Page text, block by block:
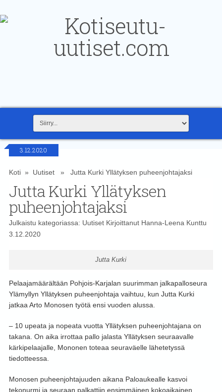
3.12.2020
Koti» Uutiset» Jutta Kurki Yllätyksen puheenjohtajaksi
Jutta Kurki Yllätyksen
puheenjohtajaksi
Julkaistu kategoriassa: UutisetKirjoittanut Hanna-Leena Kunttu
3.12.2020
Jutta Kurki
Pelaajamäärältään Pohjois-Karjalan suurimman jalkapalloseura
Ylämyllyn Yllätyksen puheenjohtaja vaihtuu, kun Jutta Kurki
jatkaa Arto Monosen työtä ensi vuoden alussa.
– 10 upeata ja nopeata vuotta Yllätyksen puheenjohtajana on
takana. On aika irrottaa pallo jalasta Yllätyksen seuraavalle
kärkipelaajalle, Mononen toteaa seuraväelle lähetetyssä
tiedotteessa.
Monosen puheenjohtajuuden aikana Paloaukealle kasvoi
tekonurmi ja seuraan palkattiin ensimmäinen kokoaikainen